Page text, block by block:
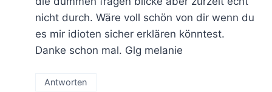
nicht durch. Wäre voll schön von dir wenn du
es mir idioten sicher erklären könntest.
Danke schon mal. Glg melanie
Antworten